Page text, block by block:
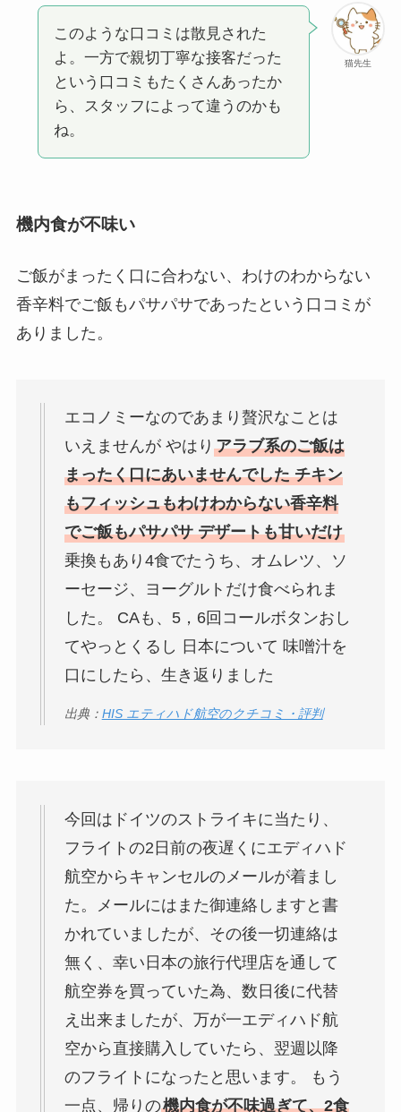
猫先生
このような口コミは散見された
よ。一方で親切丁寧な接客だった
という口コミもたくさんあったか
ら、スタッフによって違うのかも
ね。
機内食が不味い
ご飯がまったく口に合わない、わけのわからない
香辛料でご飯もパサパサであったという口コミが
ありました。
エコノミーなのであまり贅沢なことは
いえませんが やはり アラブ系のご飯は
まったく口にあいませんでした チキン
もフィッシュもわけわからない香辛料
でご飯もパサパサ デザートも甘いだけ
乗換もあり4食でたうち、オムレツ、ソ
ーセージ、ヨーグルトだけ食べられま
した。 CAも、5，6回コールボタンおし
てやっとくるし 日本について 味噌汁を
口にしたら、生き返りました
出典： HIS エティハド航空のクチコミ・評判
今回はドイツのストライキに当たり、
フライトの2日前の夜遅くにエディハド
航空からキャンセルのメールが着まし
た。メールにはまた御連絡しますと書
かれていましたが、その後一切連絡は
無く、幸い日本の旅行代理店を通して
航空券を買っていた為、数日後に代替
え出来ましたが、万が一エディハド航
空から直接購入していたら、翌週以降
のフライトになったと思います。 もう
一点、帰りの機内食が不味過ぎて、2食